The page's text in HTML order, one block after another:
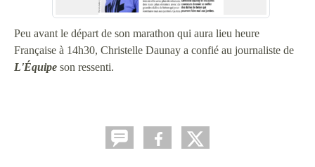
Peu avant le départ de son marathon qui aura lieu heure
Française à 14h30, Christelle Daunay a confié au journaliste de
L'Équipe son ressenti.